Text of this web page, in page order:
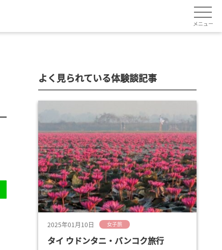
メニュー
よく見られている体験談記事
2025年01月10日 女子旅
タイ ウドンタニ・バンコク旅行